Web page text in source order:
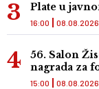
Plate u
16:00 08.08.2026
56. Salon
nagrada za
15:00 08.08.2026